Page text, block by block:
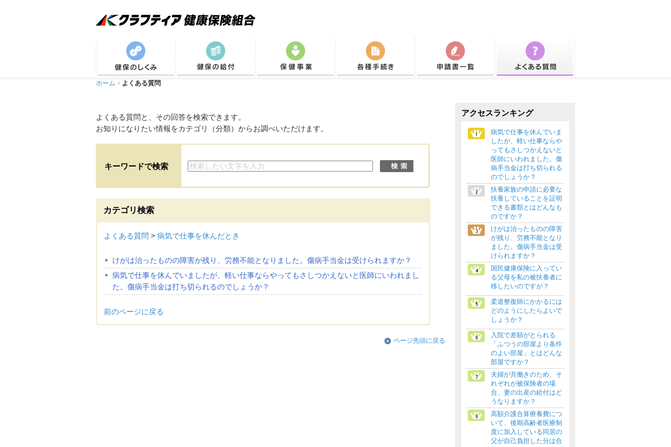
ホーム よくある質問
よくある質問と、その回答を検索できます。
お知りになりたい情報をカテゴリ（分類）からお調べいただけます。
キーワードで検索
カテゴリ検索
よくある質問 > 病気で仕事を休んだとき
けがは治ったものの障害が残り、労務不能となりました。傷病手当金は受けられますか？
病気で仕事を休んでいましたが、軽い仕事ならやってもさしつかえないと医師にいわれまし
た。傷病手当金は打ち切られるのでしょうか？
前のページに戻る
ページ先頭に戻る
アクセスランキング
病気で仕事を休んでいま
したが、軽い仕事ならや
ってもさしつかえないと
医師にいわれました。傷
病手当金は打ち切られる
のでしょうか？
扶養家族の申請に必要な
扶養していることを証明
できる書類とはどんなも
のですか？
けがは治ったものの障害
が残り、労務不能となり
ました。傷病手当金は受
けられますか？
国民健康保険に入ってい
る父母を私の被扶養者に
移したいのですが？
柔道整復師にかかるには
どのようにしたらよいで
しょうか？
入院で差額がとられる
「ふつうの部屋より条件
のよい部屋」とはどんな
部屋ですか？
夫婦が共働きのため、そ
れぞれが被保険者の場
合、妻の出産の給付はど
うなりますか？
高額介護合算療養費につ
いて、後期高齢者医療制
度に加入している同居の
父が自己負担した分は合